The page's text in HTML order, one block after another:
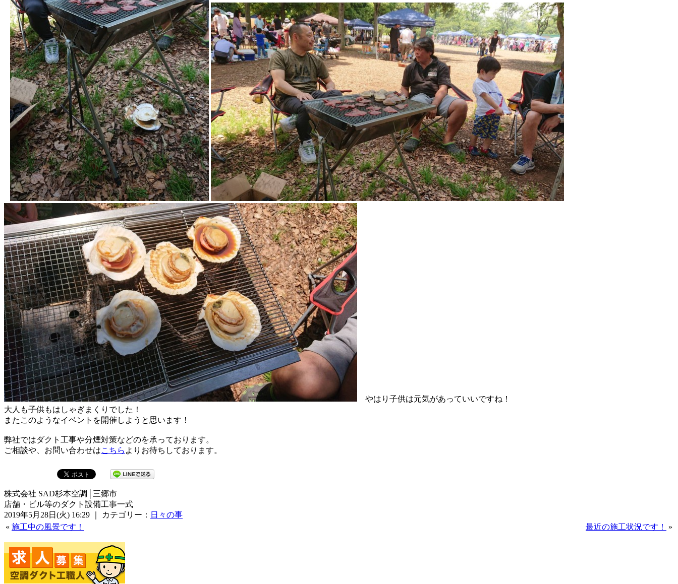
やはり子供は元気があっていいですね！
大人も子供もはしゃぎまくりでした！
またこのようなイベントを開催しようと思います！
弊社ではダクト工事や分煙対策などのを承っております。
ご相談や、お問い合わせはこちら よりお待ちしております。
株式会社 SAD杉本空調│三郷市
店舗・ビル等のダクト設備工事一式
2019年5月28日(火) 16:29 ｜ カテゴリー： 日々の事
« 施工中の風景です！ 最近の施工状況です！ »